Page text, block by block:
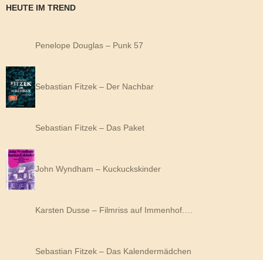
HEUTE IM TREND
Penelope Douglas – Punk 57
Sebastian Fitzek – Der Nachbar
Sebastian Fitzek – Das Paket
John Wyndham – Kuckuckskinder
Karsten Dusse – Filmriss auf Immenhof.…
Sebastian Fitzek – Das Kalendermädchen